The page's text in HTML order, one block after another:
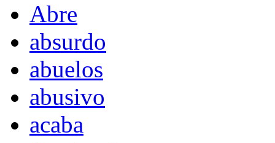
Abre
absurdo
abuelos
abusivo
acaba